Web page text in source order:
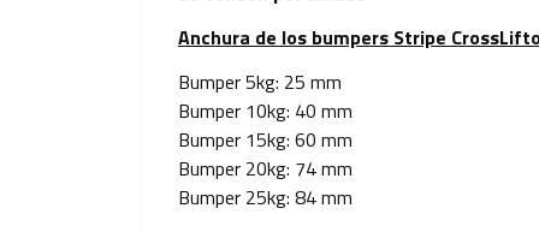
Anchura de los bumpers Stripe
Bumper 5kg: 25 mm
Bumper 10kg: 40 mm
Bumper 15kg: 60 mm
Bumper 20kg: 74 mm
Bumper 25kg: 84 mm